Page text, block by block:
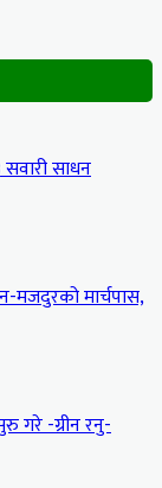
साधन
मजदुरको मार्चपास,
गरे -ग्रीन रनु-